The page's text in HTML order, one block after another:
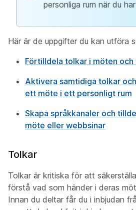
personliga rum när du
Här är de uppgifter du kan utföra
Förtilldela tolkar i möten
Aktivera samtidiga tolkar
ett möte i ett personligt rum
Skapa språkkanaler och
möte eller webbsinar
Tolkar
Tolkar är kritiska för att
förstå vad som händer i deras
Innan du deltar får du i inbjudan